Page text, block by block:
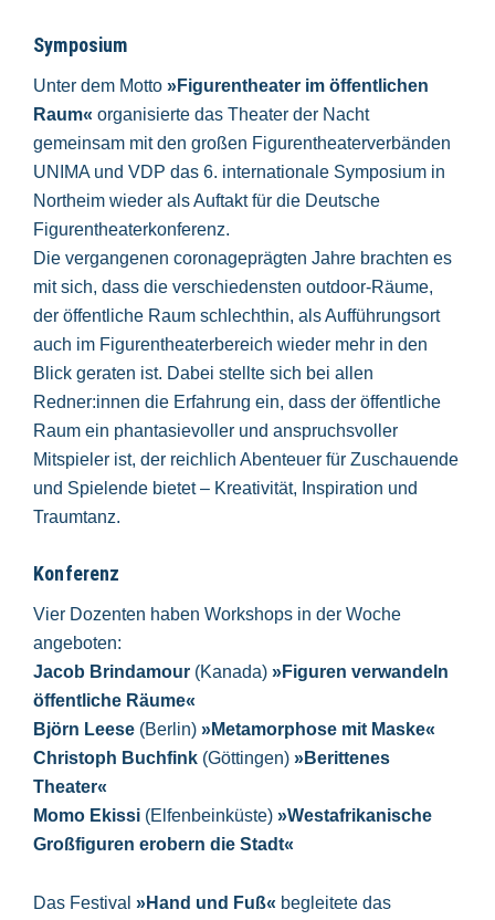
Symposium
Unter dem Motto »Figurentheater im öffentlichen
Raum« organisierte das Theater der Nacht
gemeinsam mit den großen Figurentheaterverbänden
UNIMA und VDP das 6. internationale Symposium in
Northeim wieder als Auftakt für die Deutsche
Figurentheaterkonferenz.
Die vergangenen coronageprägten Jahre brachten es
mit sich, dass die verschiedensten outdoor-Räume,
der öffentliche Raum schlechthin, als Aufführungsort
auch im Figurentheaterbereich wieder mehr in den
Blick geraten ist. Dabei stellte sich bei allen
Redner:innen die Erfahrung ein, dass der öffentliche
Raum ein phantasievoller und anspruchsvoller
Mitspieler ist, der reichlich Abenteuer für Zuschauende
und Spielende bietet – Kreativität, Inspiration und
Traumtanz.
Konferenz
Vier Dozenten haben Workshops in der Woche
angeboten:
Jacob Brindamour (Kanada) »Figuren verwandeln
öffentliche Räume«
Björn Leese (Berlin) »Metamorphose mit Maske«
Christoph Buchfink (Göttingen) »Berittenes
Theater«
Momo Ekissi (Elfenbeinküste) »Westafrikanische
Großfiguren erobern die Stadt«
Das Festival »Hand und Fuß« begleitete das